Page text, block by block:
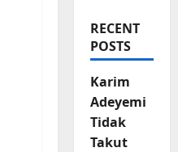
RECENT
POSTS
Karim
Adeyemi
Tidak
Takut